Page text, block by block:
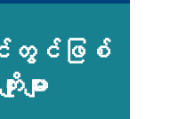
တွင်ဖြစ်
ျား